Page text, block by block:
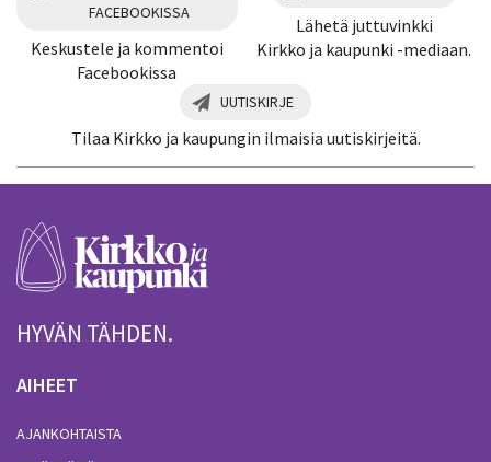
FACEBOOKISSA
Keskustele ja kommentoi
Facebookissa
Lähetä juttuvinkki
Kirkko ja kaupunki -mediaan.
UUTISKIRJE
Tilaa Kirkko ja kaupungin ilmaisia uutiskirjeitä.
HYVÄN TÄHDEN.
AIHEET
AJANKOHTAISTA